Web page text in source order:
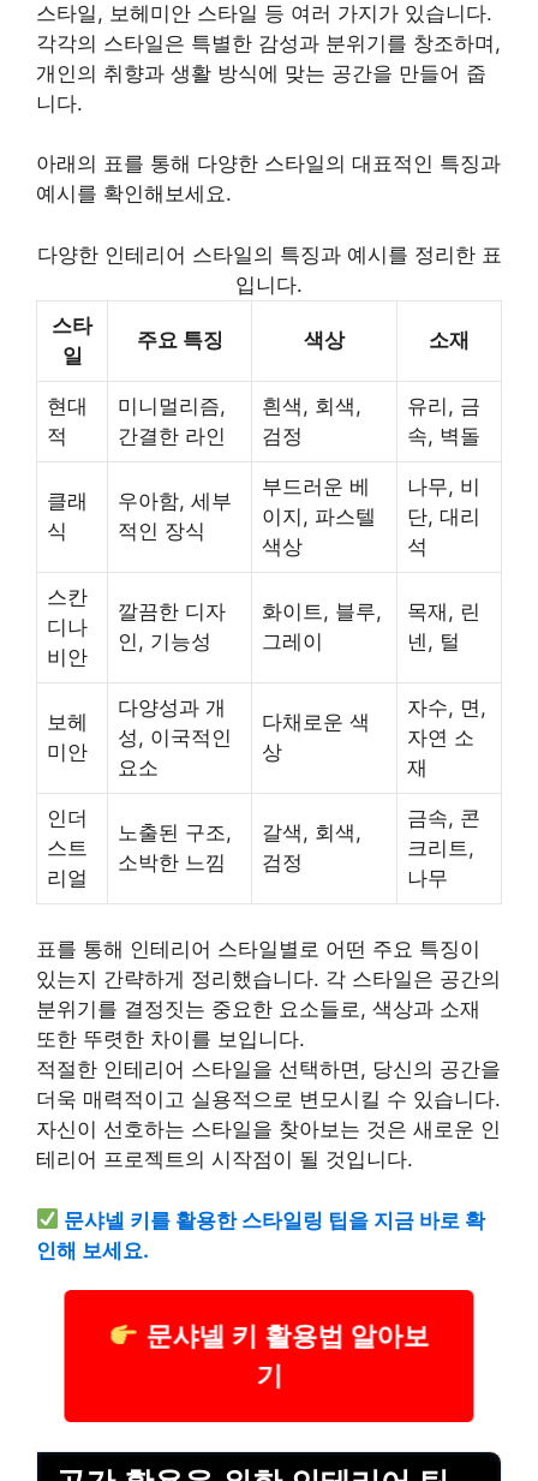
스타일, 보헤미안 스타일 등 여러 가지가 있습니다.
각각의 스타일은 특별한 감성과 분위기를 창조하며,
개인의 취향과 생활 방식에 맞는 공간을 만들어 줍
니다.
아래의 표를 통해 다양한 스타일의 대표적인 특징과
예시를 확인해보세요.
다양한 인테리어 스타일의 특징과 예시를 정리한 표
입니다.
스타
일
주요 특징 색상 소재
현대
적
미니멀리즘,
간결한 라인
흰색, 회색,
검정
유리, 금
속, 벽돌
클래
식
우아함, 세부
적인 장식
부드러운 베
이지, 파스텔
색상
나무, 비
단, 대리
석
스칸
디나
비안
깔끔한 디자
인, 기능성
화이트, 블루,
그레이
목재, 린
넨, 털
보헤
미안
다양성과 개
성, 이국적인
요소
다채로운 색
상
자수, 면,
자연 소
재
인더
스트
리얼
노출된 구조,
소박한 느낌
갈색, 회색,
검정
금속, 콘
크리트,
나무
표를 통해 인테리어 스타일별로 어떤 주요 특징이
있는지 간략하게 정리했습니다. 각 스타일은 공간의
분위기를 결정짓는 중요한 요소들로, 색상과 소재
또한 뚜렷한 차이를 보입니다.
적절한 인테리어 스타일을 선택하면, 당신의 공간을
더욱 매력적이고 실용적으로 변모시킬 수 있습니다.
자신이 선호하는 스타일을 찾아보는 것은 새로운 인
테리어 프로젝트의 시작점이 될 것입니다.
문샤넬 키를 활용한 스타일링 팁을 지금 바로 확
인해 보세요.
문샤넬 키 활용법 알아보
기